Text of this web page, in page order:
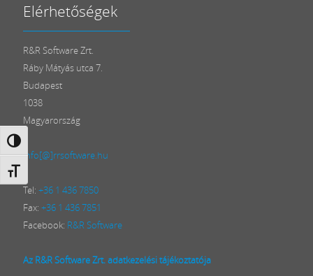
Nagy kontraszt váltása
Betűméret váltása
Elérhetőségek
R&R Software Zrt.
Ráby Mátyás utca 7.
Budapest
1038
Magyarország
info[@]rrsoftware.hu
Tel: +36 1 436 7850
Fax: +36 1 436 7851
Facebook: R&R Software
Az R&R Software Zrt. adatkezelési tájékoztatója